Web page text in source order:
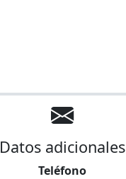
Datos adicionales
Teléfono